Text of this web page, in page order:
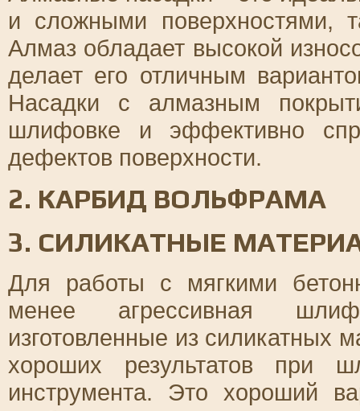
и сложными поверхностями,
Алмаз обладает высокой
делает его отличным
Насадки с алмазным
шлифовке и эффективно
дефектов поверхности.
2. КАРБИД ВОЛЬФРАМА
3. СИЛИКАТНЫЕ
Для работы с мягкими
менее агрессивная
изготовленные из силикатных
хороших результатов при
инструмента. Это хороший